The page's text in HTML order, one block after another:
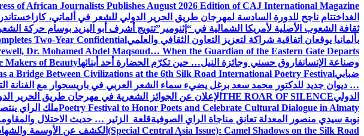
of African Journalists Publishes August 2026 Edition of CAJ International Magazine
الغد اختتام ناجح للدورة السادسة لمهرجان طريق الحرير الدولي للشعر في ألماتي، كازاخستان
ثقافة الشعوب الأصلية لأمريكا الشمالية في “إثنومير”تتويج أشرف أبو اليزيد بوسام حركة
بألمانيا يوقعان اتفاقية شراكة لتعزيز التعاون الثقافي والعلميTwo-Year Confidential
Dr. Mohamed Abdel Maqsoud… When the Guardian of the Eastern Gate Departs
وصناعة الإنسانفاروق حسني وجائزة النيل… حين تكرّم الحضارة أحد أبنائهاMakers of Beauty
ضبابيa Bridge Between Civilizations at the 6th Silk Road International Poetry Festival
… ديوان جديد للدكتور محمد سعد برغل يضيء سماء الشعر العربي في باريسحوار مع الفنانة
الدوليTHE ROAR OF SILENCE الإعلان عن الجوائز الشعرية في مهرجان طريق الحرير
Poetry Festival to Honor Poets and Celebrate Cultural Dialogue in Almatyملك الراي
نوبة سيدي منصور المعدلة تعانق مناجاة الراي الصوفيةقلعة الزئير … حديث الاحتلال
(Special Central Asia Issue): Camel Shadows on the Silk Road الكشف عن الأوسمة